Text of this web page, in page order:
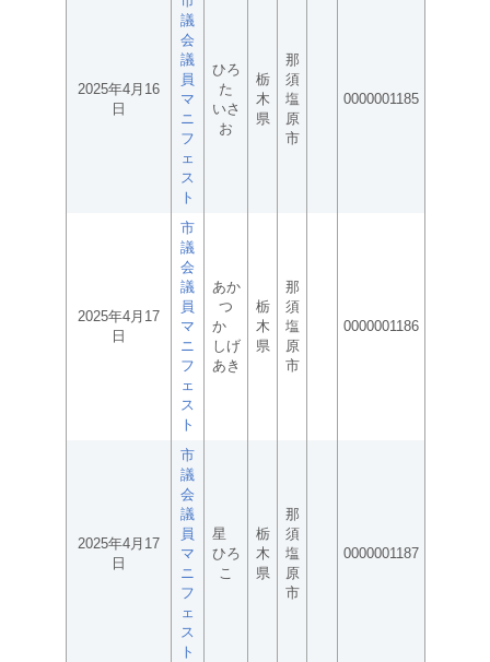
2025年4月16
日
議
会
議
員
マ
ニ
フ
ェ
ス
ト
ひろ
た
いさ
お
栃
木
県
那
須
塩
原
市
0000001185
2025年4月17
日
市
議
会
議
員
マ
ニ
フ
ェ
ス
ト
あか
つ
か
しげ
あき
栃
木
県
那
須
塩
原
市
0000001186
2025年4月17
日
市
議
会
議
員
マ
ニ
フ
ェ
ス
ト
星
ひろ
こ
栃
木
県
那
須
塩
原
市
0000001187